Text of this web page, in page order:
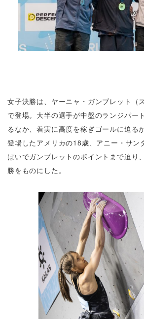
女子決勝は、ヤーニャ・ガンブレット（
で登場。大半の選手が中盤のランジパー
るなか、着実に高度を稼ぎゴールに迫る
登場したアメリカの18歳、アニー・サン
ぱいでガンブレットのポイントまで迫り
勝をものにした。